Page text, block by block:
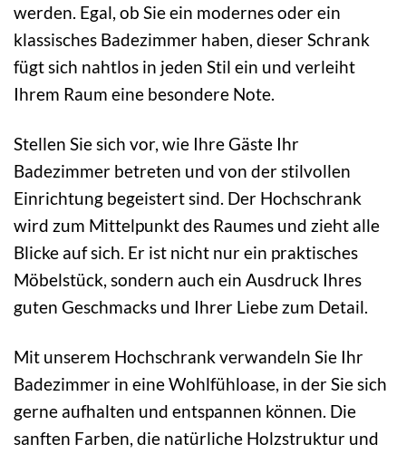
werden. Egal, ob Sie ein modernes oder ein
klassisches Badezimmer haben, dieser Schrank
fügt sich nahtlos in jeden Stil ein und verleiht
Ihrem Raum eine besondere Note.
Stellen Sie sich vor, wie Ihre Gäste Ihr
Badezimmer betreten und von der stilvollen
Einrichtung begeistert sind. Der Hochschrank
wird zum Mittelpunkt des Raumes und zieht alle
Blicke auf sich. Er ist nicht nur ein praktisches
Möbelstück, sondern auch ein Ausdruck Ihres
guten Geschmacks und Ihrer Liebe zum Detail.
Mit unserem Hochschrank verwandeln Sie Ihr
Badezimmer in eine Wohlfühloase, in der Sie sich
gerne aufhalten und entspannen können. Die
sanften Farben, die natürliche Holzstruktur und